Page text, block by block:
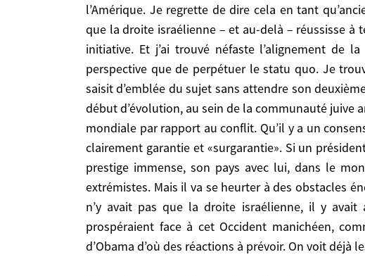
l’Amérique. Je regrette de dire cela en tant
que la droite israélienne – et au-delà – réussisse
initiative. Et j’ai trouvé néfaste l’alignement de
perspective que de perpétuer le statu quo. Je
saisit d’emblée du sujet sans attendre son
début d’évolution, au sein de la communauté juive
mondiale par rapport au conflit. Qu’il y a un
clairement garantie et «surgarantie». Si un
prestige immense, son pays avec lui, dans le
extrémistes. Mais il va se heurter à des obstacles
n’y avait pas que la droite israélienne, il y
prospéraient face à cet Occident manichéen,
d’Obama d’où des réactions à prévoir. On voit
l’intelligentsia juive mondiale par rapport au conflit.
d’Israël soit clairement garantie et «surgarantie». Si
d’un prestige immense, son pays avec lui, dans le
Mais il va se heurter à des obstacles énormes. Parce
droite israélienne, il y avait aussi les régimes
manichéen, commode repoussoir pour leur
déjà les problèmes en Israël, en Iran, mais Obama sera
N.O./F-C.- Pourtant les dernières élections israéliennes
A. Adler.- Les dernières élections israéliennes sont
Livni, pour la création de cet Etat palestinien. Et
aujourd’hui dont Shimon Peres est adhérent encore
d’Israël (qui sont 20 % de la population), une majorité
homme aujourd’hui a la responsabilité de changer, de